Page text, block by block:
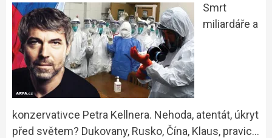
Smrt
miliardáře a
konzervativce Petra Kellnera. Nehoda, atentát, úkryt
před světem? Dukovany, Rusko, Čína, Klaus, pravic…